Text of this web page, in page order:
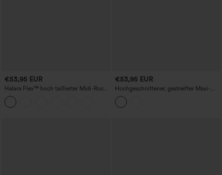
€53,95 EUR
Halara Flex™ hoch taillierter Midi-Rock
aus gewaschenem Denim mit
Reißverschluss hinten, Raffung und
Tulpen-Saum – lässig.
€53,95 EUR
Hochgeschnittener, gestreifter Maxi-
Rock, lässig und fließend, mit Taschen